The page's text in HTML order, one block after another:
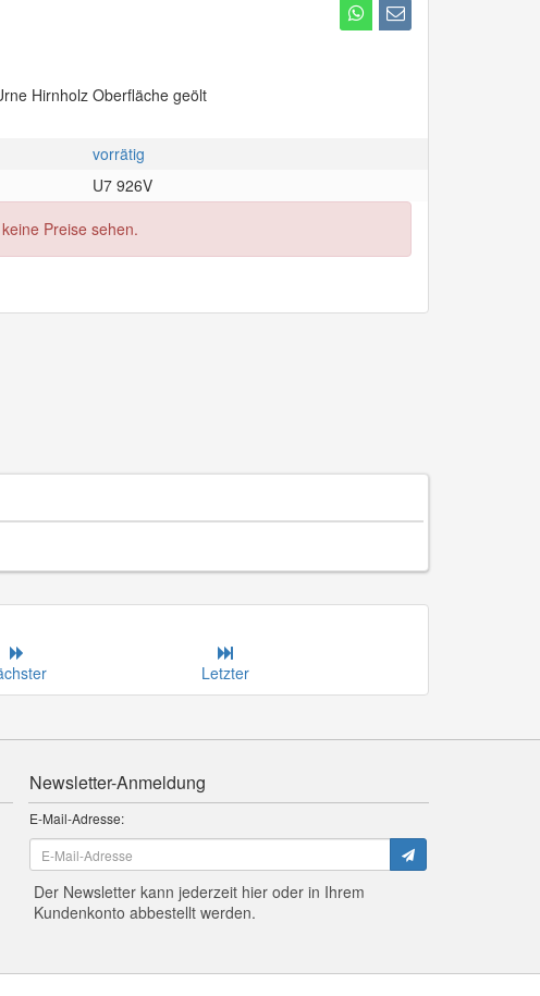
Hirnholz Oberfläche geölt
vorrätig
U7 926V
Preise sehen.
Letzter
Newsletter-Anmeldung
E-Mail-Adresse:
Der Newsletter kann jederzeit hier oder in Ihrem
Kundenkonto abbestellt werden.